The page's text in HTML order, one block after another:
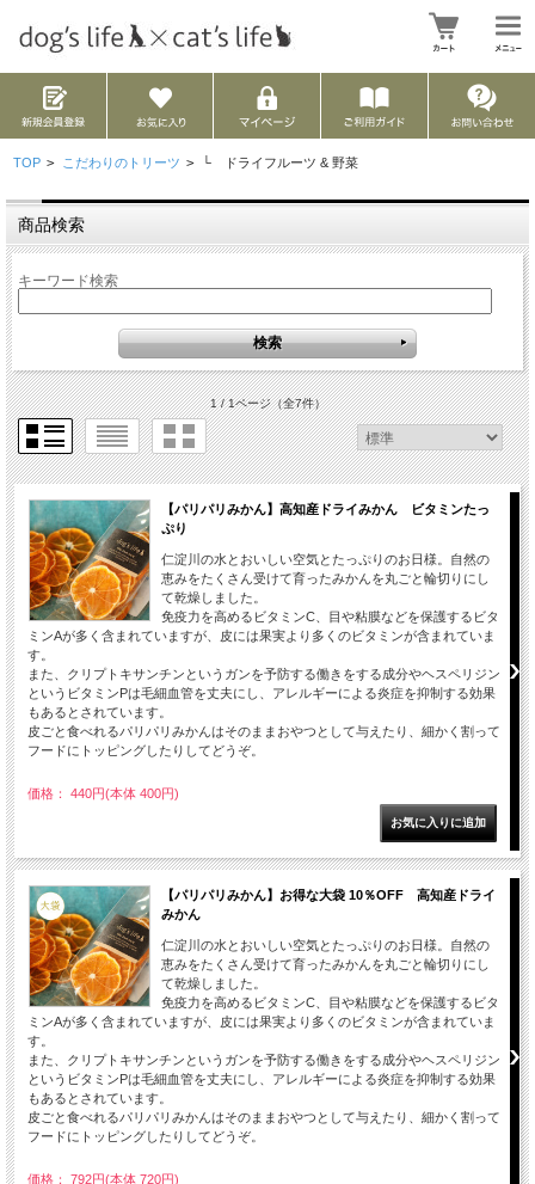
TOP > こだわりのトリーツ > └ ドライフルーツ & 野菜
商品検索
キーワード検索
1 / 1ページ（全7件）
【パリパリみかん】高知産ドライみかん ビタミンたっ
ぷり
仁淀川の水とおいしい空気とたっぷりのお日様。自然の
恵みをたくさん受けて育ったみかんを丸ごと輪切りにし
て乾燥しました。
免疫力を高めるビタミンC、目や粘膜などを保護するビタ
ミンAが多く含まれていますが、皮には果実より多くのビタミンが含まれていま
す。
また、クリプトキサンチンというガンを予防する働きをする成分やヘスペリジン
というビタミンPは毛細血管を丈夫にし、アレルギーによる炎症を抑制する効果
もあるとされています。
皮ごと食べれるパリパリみかんはそのままおやつとして与えたり、細かく割って
フードにトッピングしたりしてどうぞ。
価格： 440円(本体 400円)
【パリパリみかん】お得な大袋 10％OFF 高知産ドライ
みかん
仁淀川の水とおいしい空気とたっぷりのお日様。自然の
恵みをたくさん受けて育ったみかんを丸ごと輪切りにし
て乾燥しました。
免疫力を高めるビタミンC、目や粘膜などを保護するビタ
ミンAが多く含まれていますが、皮には果実より多くのビタミンが含まれていま
す。
また、クリプトキサンチンというガンを予防する働きをする成分やヘスペリジン
というビタミンPは毛細血管を丈夫にし、アレルギーによる炎症を抑制する効果
もあるとされています。
皮ごと食べれるパリパリみかんはそのままおやつとして与えたり、細かく割って
フードにトッピングしたりしてどうぞ。
価格： 792円(本体 720円)